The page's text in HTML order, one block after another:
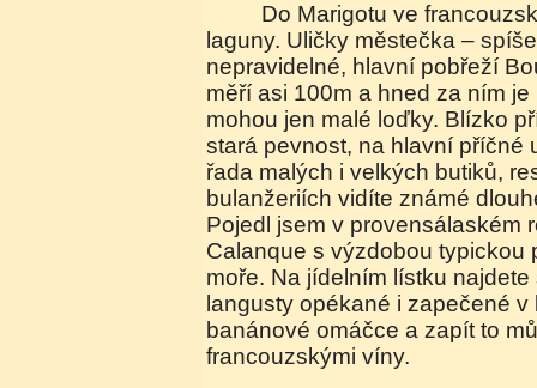
Do Marigotu ve francouzské části se jede kolem
laguny. Uličky městečka –
nepravidelné, hlavní pobřeží
měří asi 100m a hned za ním
mohou jen malé loďky. Blízko
stará pevnost, na hlavní příčné
řada malých i velkých butiků,
bulanžeriích vidíte známé
Pojedl jsem v provensálaském
Calanque s výzdobou typickou
moře. Na jídelním lístku
langusty opékané i zapečené
banánové omáčce a zapít to
francouzskými víny.